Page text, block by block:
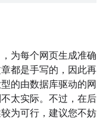
为每个网页生成准确
都是手写的，因此再
的由数据库驱动的网
太实际。不过，在后
为可行，建议您不妨